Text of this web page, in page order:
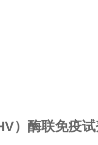
）酶联免疫